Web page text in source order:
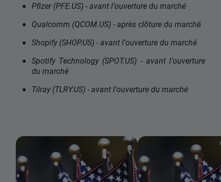
Pfizer (PFE.US) - avant l'ouverture du marché
Qualcomm (QCOM.US) - après clôture du marché
Shopify (SHOP.US) - avant l'ouverture du marché
Spotify Technology (SPOT.US) - avant l'ouverture
du marché
Tilray (TLRY.US) - avant l'ouverture du marché